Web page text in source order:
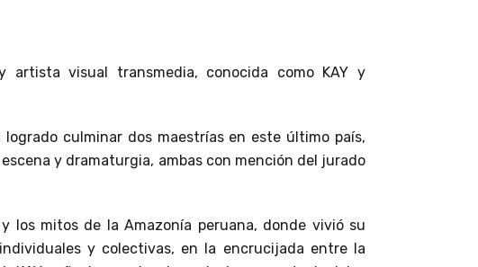
artista visual transmedia, conocida como KAY y
culminar dos maestrías en este último país,
y dramaturgia, ambas con mención del jurado
los mitos de la Amazonía peruana, donde vivió su
y colectivas, en la encrucijada entre la